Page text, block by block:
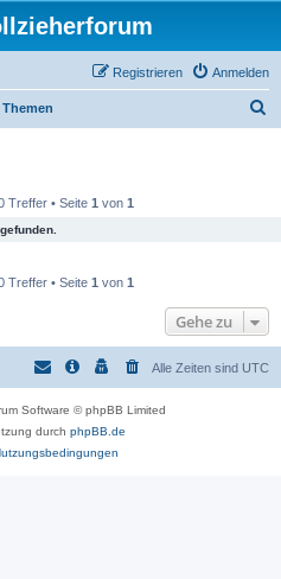
Anmelden
Registrieren
Treffer • Seite 1 von 1
Treffer • Seite 1 von 1
Gehe zu
Alle Zeiten sind UTC
Software © phpBB Limited
durch phpBB.de